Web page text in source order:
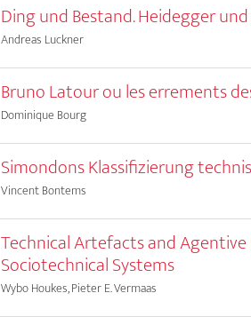
Ding und Bestand. Heidegger
Andreas Luckner
Bruno Latour ou les errements
Dominique Bourg
Simondons Klassifizierung
Vincent Bontems
Technical Artefacts and Agentive
Sociotechnical Systems
Wybo Houkes, Pieter E. Vermaas